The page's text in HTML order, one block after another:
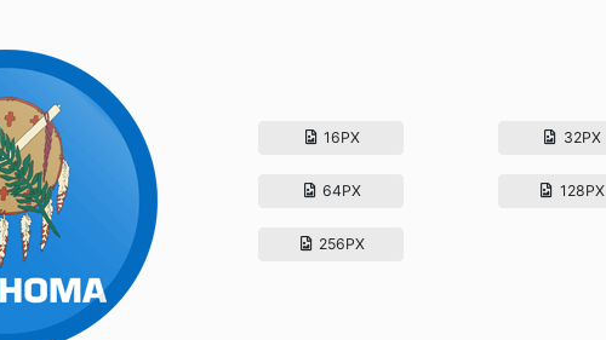
16PX 32PX
64PX 128PX
256PX